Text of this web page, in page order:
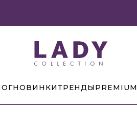
НОВИНКИТРЕНДЫ PREMIUM